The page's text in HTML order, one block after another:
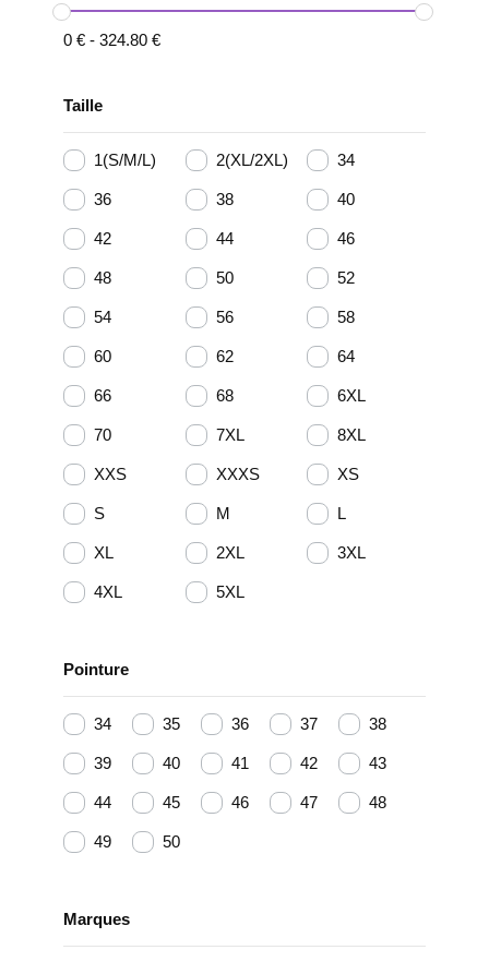
0 € - 324.80 €
Taille
1(S/M/L) 2(XL/2XL) 34
36 38 40
42 44 46
48 50 52
54 56 58
60 62 64
66 68 6XL
70 7XL 8XL
XXS XXXS XS
S M L
XL 2XL 3XL
4XL 5XL
Pointure
34 35 36 37 38
39 40 41 42 43
44 45 46 47 48
49 50
Marques